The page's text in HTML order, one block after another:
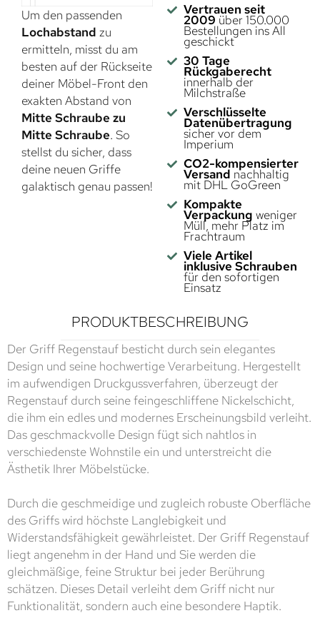
Um den passenden
Lochabstand zu
ermitteln, misst du am
besten auf der Rückseite
deiner Möbel-Front den
exakten Abstand von
Mitte Schraube zu
Mitte Schraube. So
stellst du sicher, dass
deine neuen Griffe
galaktisch genau passen!
Vertrauen seit
2009 über 150.000
Bestellungen ins All
geschickt
30 Tage
Rückgaberecht
innerhalb der
Milchstraße
Verschlüsselte
Datenübertragung
sicher vor dem
Imperium
CO2-kompensierter
Versand nachhaltig
mit DHL GoGreen
Kompakte
Verpackung weniger
Müll, mehr Platz im
Frachtraum
Viele Artikel
inklusive Schrauben
für den sofortigen
Einsatz
PRODUKTBESCHREIBUNG
Der Griff Regenstauf besticht durch sein elegantes
Design und seine hochwertige Verarbeitung. Hergestellt
im aufwendigen Druckgussverfahren, überzeugt der
Regenstauf durch seine feingeschliffene Nickelschicht,
die ihm ein edles und modernes Erscheinungsbild verleiht.
Das geschmackvolle Design fügt sich nahtlos in
verschiedenste Wohnstile ein und unterstreicht die
Ästhetik Ihrer Möbelstücke.
Durch die geschmeidige und zugleich robuste Oberfläche
des Griffs wird höchste Langlebigkeit und
Widerstandsfähigkeit gewährleistet. Der Griff Regenstauf
liegt angenehm in der Hand und Sie werden die
gleichmäßige, feine Struktur bei jeder Berührung
schätzen. Dieses Detail verleiht dem Griff nicht nur
Funktionalität, sondern auch eine besondere Haptik.